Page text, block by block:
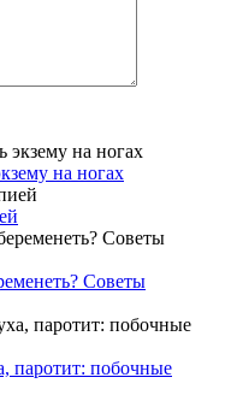
на ногах
Советы
паротит: побочные